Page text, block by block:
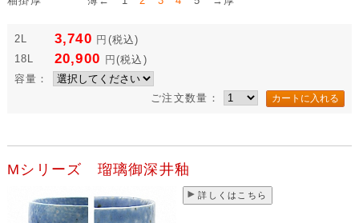
2L 3,740 円 (税込)
18L
20,900 円(税込)
容量：
ご注文数量：
Mシリーズ 瑠璃御深井釉
詳しくはこちら